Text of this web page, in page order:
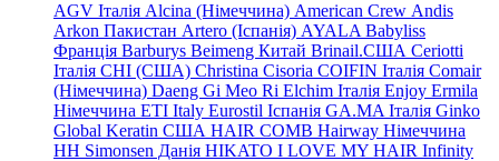
AGV Італія Alcina (Німеччина) American Crew Andis
Arkon Пакистан Artero (Іспанія) AYALA Babyliss
Франція Barburys Beimeng Китай Brinail.США Ceriotti
Італія CHI (США) Christina Cisoria COIFIN Італія Comair
(Німеччина) Daeng Gi Meo Ri Elchim Італія Enjoy Ermila
Німеччина ETI Italy Eurostil Іспанія GA.MA Італія Ginko
Global Keratin США HAIR COMB Hairway Німеччина
HH Simonsen Данія HIKATO I LOVE MY HAIR Infinity